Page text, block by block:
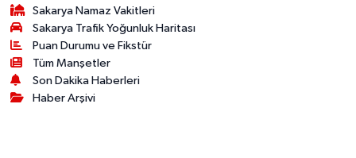
Sakarya Namaz Vakitleri
Sakarya Trafik Yoğunluk Haritası
Puan Durumu ve Fikstür
Tüm Manşetler
Son Dakika Haberleri
Haber Arşivi